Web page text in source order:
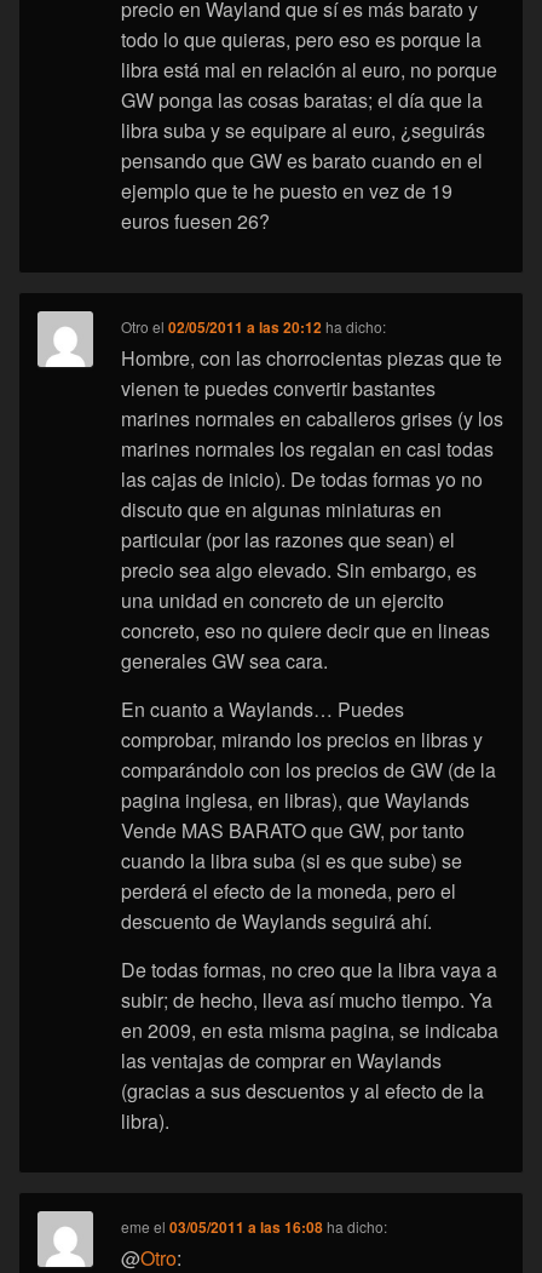
precio en Wayland que sí es más barato y
todo lo que quieras, pero eso es porque la
libra está mal en relación al euro, no porque
GW ponga las cosas baratas; el día que la
libra suba y se equipare al euro, ¿seguirás
pensando que GW es barato cuando en el
ejemplo que te he puesto en vez de 19
euros fuesen 26?
Otro el02/05/2011 a las 20:12 ha dicho:
Hombre, con las chorrocientas piezas que te
vienen te puedes convertir bastantes
marines normales en caballeros grises (y los
marines normales los regalan en casi todas
las cajas de inicio). De todas formas yo no
discuto que en algunas miniaturas en
particular (por las razones que sean) el
precio sea algo elevado. Sin embargo, es
una unidad en concreto de un ejercito
concreto, eso no quiere decir que en lineas
generales GW sea cara.
En cuanto a Waylands… Puedes
comprobar, mirando los precios en libras y
comparándolo con los precios de GW (de la
pagina inglesa, en libras), que Waylands
Vende MAS BARATO que GW, por tanto
cuando la libra suba (si es que sube) se
perderá el efecto de la moneda, pero el
descuento de Waylands seguirá ahí.
De todas formas, no creo que la libra vaya a
subir; de hecho, lleva así mucho tiempo. Ya
en 2009, en esta misma pagina, se indicaba
las ventajas de comprar en Waylands
(gracias a sus descuentos y al efecto de la
libra).
eme el03/05/2011 a las 16:08 ha dicho:
@Otro: